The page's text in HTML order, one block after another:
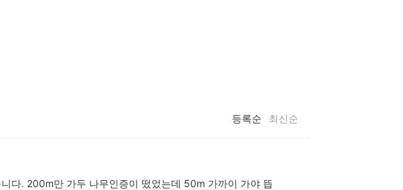
등록순 최신순
다. 200m만 가두 나무인증이 떴었는데 50m 가까이 가야 뜹